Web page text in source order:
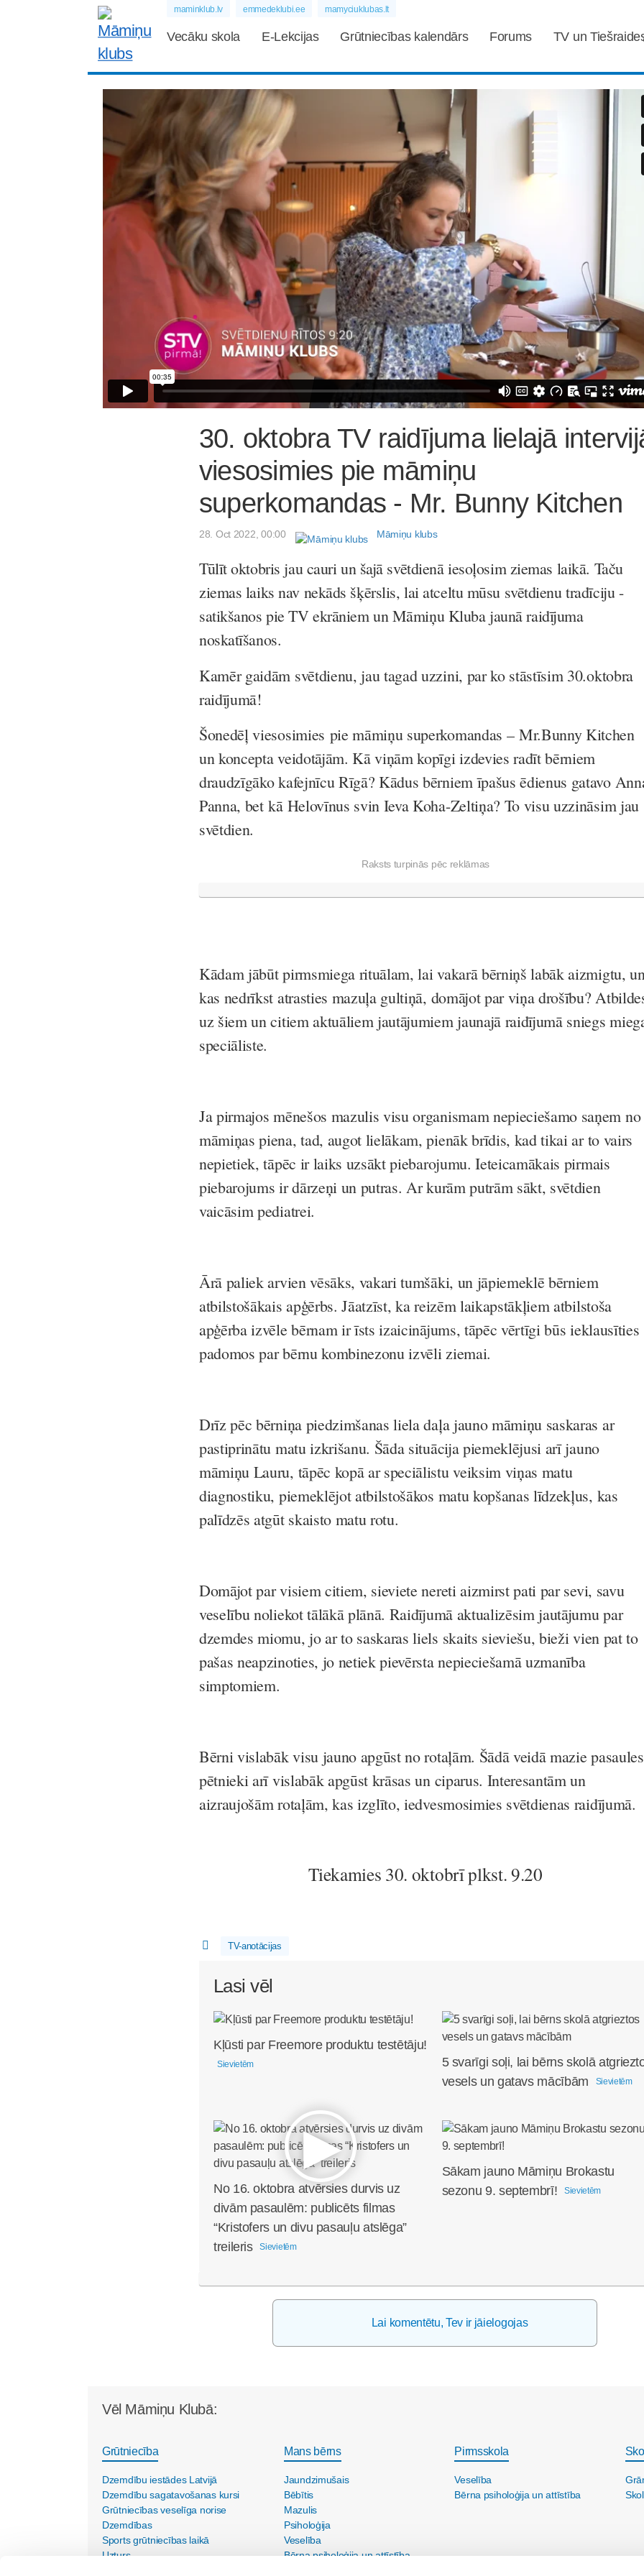
maminklub.lv emmedeklubi.ee mamyciuklubas.lt
Vecāku skola E-Lekcijas Grūtniecības kalendārs Forums TV un
30. oktobra TV raidījuma lielajā
viesosimies pie māmiņu
superkomandas - Mr. Bunny Kitchen
28. Oct 2022, 00:00 Māmiņu klubs
Tūlīt oktobris jau cauri un šajā svētdienā iesoļosim ziemas laikā. Taču
ziemas laiks nav nekāds šķērslis, lai atceltu mūsu svētdienu tradīciju -
satikšanos pie TV ekrāniem un Māmiņu Kluba jaunā raidījuma
noskatīšanos.
Kamēr gaidām svētdienu, jau tagad uzzini, par ko stāstīsim 30.oktobra
raidījumā!
Šonedēļ viesosimies pie māmiņu superkomandas – Mr.Bunny Kitchen
un koncepta veidotājām. Kā viņām kopīgi izdevies radīt bērniem
draudzīgāko kafejnīcu Rīgā? Kādus bērniem īpašus ēdienus gatavo
Panna, bet kā Helovīnus svin Ieva Koha-Zeltiņa? To visu uzzināsim jau
svētdien.
Raksts turpinās pēc reklāmas
Kādam jābūt pirmsmiega rituālam, lai vakarā bērniņš labāk aizmigtu,
kas nedrīkst atrasties mazuļa gultiņā, domājot par viņa drošību?
uz šiem un citiem aktuāliem jautājumiem jaunajā raidījumā sniegs
speciāliste.
Ja pirmajos mēnešos mazulis visu organismam nepieciešamo saņem no
māmiņas piena, tad, augot lielākam, pienāk brīdis, kad tikai ar to vairs
nepietiek, tāpēc ir laiks uzsākt piebarojumu. Ieteicamākais pirmais
piebarojums ir dārzeņi un putras. Ar kurām putrām sākt, svētdien
vaicāsim pediatrei.
Ārā paliek arvien vēsāks, vakari tumšāki, un jāpiemeklē bērniem
atbilstošākais apģērbs. Jāatzīst, ka reizēm laikapstākļiem atbilstoša
apģērba izvēle bērnam ir īsts izaicinājums, tāpēc vērtīgi būs ieklausīties
padomos par bērnu kombinezonu izvēli ziemai.
Drīz pēc bērniņa piedzimšanas liela daļa jauno māmiņu saskaras ar
pastiprinātu matu izkrišanu. Šāda situācija piemeklējusi arī jauno
māmiņu Lauru, tāpēc kopā ar speciālistu veiksim viņas matu
diagnostiku, piemeklējot atbilstošākos matu kopšanas līdzekļus, kas
palīdzēs atgūt skaisto matu rotu.
Domājot par visiem citiem, sieviete nereti aizmirst pati par sevi, savu
veselību noliekot tālākā plānā. Raidījumā aktualizēsim jautājumu par
dzemdes miomu, jo ar to saskaras liels skaits sieviešu, bieži vien pat to
pašas neapzinoties, jo netiek pievērsta nepieciešamā uzmanība
simptomiem.
Bērni vislabāk visu jauno apgūst no rotaļām. Šādā veidā mazie pasaules
pētnieki arī vislabāk apgūst krāsas un ciparus. Interesantām un
aizraujošām rotaļām, kas izglīto, iedvesmosimies svētdienas raidījumā.
Tiekamies 30. oktobrī plkst. 9.20
TV-anotācijas
Lasi vēl
Kļūsti par Freemore produktu testētāju!
Sievietēm
5 svarīgi soļi, lai bērns skolā
vesels un gatavs mācībām
Sievietēm
No 16. oktobra atvērsies durvis uz
divām pasaulēm: publicēts filmas
“Kristofers un divu pasauļu atslēga”
treileris
Sievietēm
Sākam jauno Māmiņu Brokastu
sezonu 9. septembrī!
Sievietēm
Lai komentētu, Tev ir jāielogojas
Vēl Māmiņu Klubā:
Grūtniecība
Dzemdību iestādes Latvijā
Dzemdību sagatavošanas kursi
Grūtniecības veselīga norise
Dzemdības
Sports grūtniecības laikā
Uzturs
Mans bērns
Jaundzimušais
Bēbītis
Mazulis
Psiholoģija
Veselība
Bērna psiholoģija un attīstība
Pirmsskola
Veselība
Bērna psiholoģija un attīstība